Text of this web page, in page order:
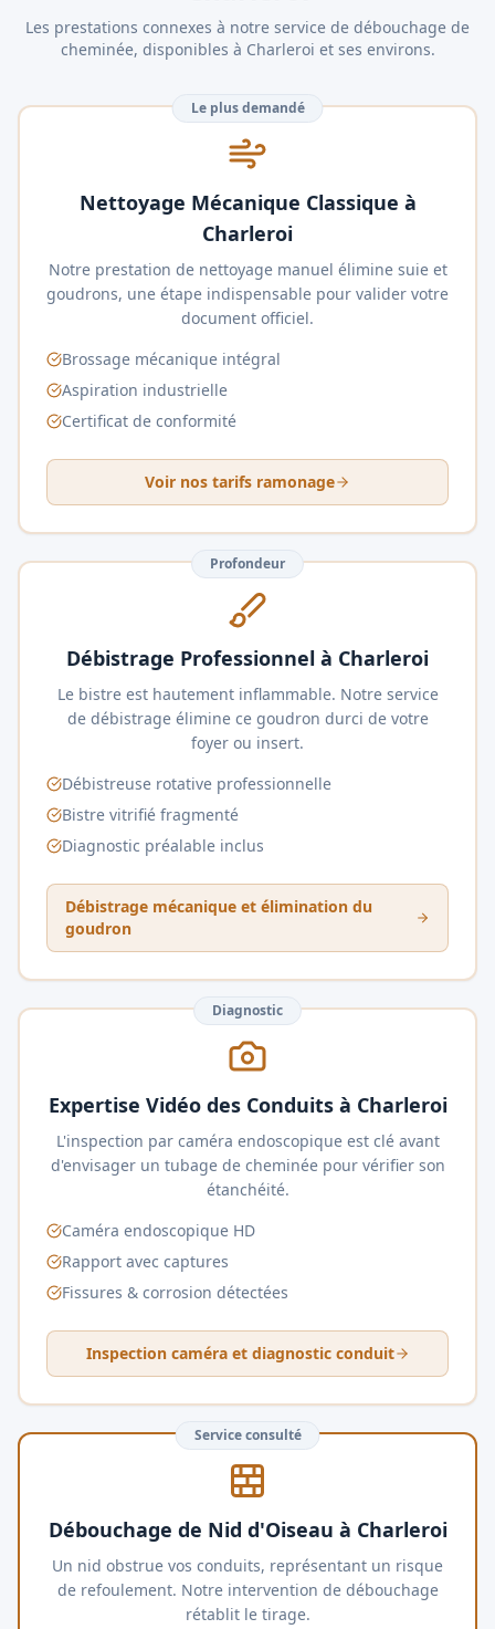
Les prestations connexes à notre service de débouchage de
cheminée, disponibles à Charleroi et ses environs.
Le plus demandé
Nettoyage Mécanique Classique à
Charleroi
Notre prestation de nettoyage manuel élimine suie et
goudrons, une étape indispensable pour valider votre
document officiel.
Brossage mécanique intégral
Aspiration industrielle
Certificat de conformité
Voir nos tarifs ramonage
Profondeur
Débistrage Professionnel à Charleroi
Le bistre est hautement inflammable. Notre service
de débistrage élimine ce goudron durci de votre
foyer ou insert.
Débistreuse rotative professionnelle
Bistre vitrifié fragmenté
Diagnostic préalable inclus
Débistrage mécanique et élimination du
goudron
Diagnostic
Expertise Vidéo des Conduits à Charleroi
L'inspection par caméra endoscopique est clé avant
d'envisager un tubage de cheminée pour vérifier son
étanchéité.
Caméra endoscopique HD
Rapport avec captures
Fissures & corrosion détectées
Inspection caméra et diagnostic conduit
Service consulté
Débouchage de Nid d'Oiseau à Charleroi
Un nid obstrue vos conduits, représentant un risque
de refoulement. Notre intervention de débouchage
rétablit le tirage.